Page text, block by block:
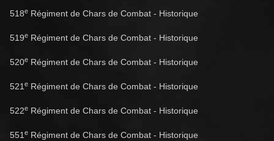
518e Régiment de Chars de Combat - Historique
519e Régiment de Chars de Combat - Historique
520e Régiment de Chars de Combat - Historique
521 e Régiment de Chars de Combat - Historique
522e Régiment de Chars de Combat - Historique
551 e Régiment de Chars de Combat - Historique